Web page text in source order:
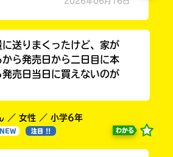
送りまくったけど、家が
ら発売日から二日目に本
売日当日に買えないのが
／ 女性 ／ 小学6年
NEW 注目 !! わかる